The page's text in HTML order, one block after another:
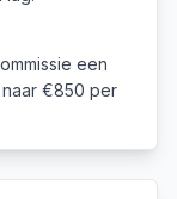
een
€850 per